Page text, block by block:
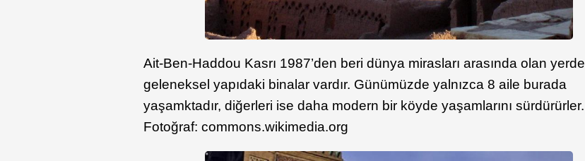
Ait-Ben-Haddou Kasrı 1987’den beri dünya mirasları arasında olan yerde
geleneksel yapıdaki binalar vardır. Günümüzde yalnızca 8 aile burada
yaşamktadır, diğerleri ise daha modern bir köyde yaşamlarını sürdürürler.
Fotoğraf: commons.wikimedia.org